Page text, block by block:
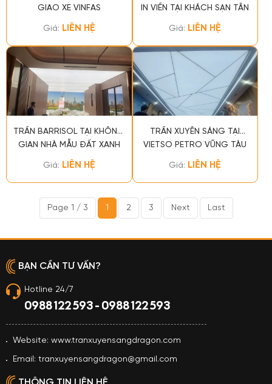
GIAO XE VINFAS
Giá: LIÊN HỆ
IN VIỀN TẠI KHÁCH SẠN TÂN
SƠN NHẤT, TPHCM
Giá: LIÊN HỆ
TRẦN BARRISOL TẠI KHÔNG
GIAN NHÀ MẪU ĐẤT XANH
GROUP Q2
Giá: LIÊN HỆ
TRẦN XUYÊN SÁNG TẠI
VIETSO PETRO VŨNG TÀU
Giá: LIÊN HỆ
Page 1 / 3 1 2 3 Next Last
BẠN CẦN TƯ VẤN?
Hotline 24/7
0988 122 593 - 0988 122 593
Website: www.tranxuyensangdragon.com
Email: tranxuyensangdragon@gmail.com